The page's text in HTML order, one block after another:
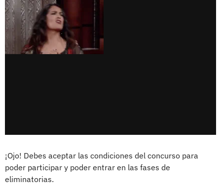
¡Ojo! Debes aceptar las condiciones del concurso para
poder participar y poder entrar en las fases de
eliminatorias.